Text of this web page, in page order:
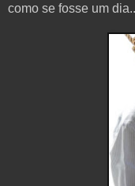
como se fosse um